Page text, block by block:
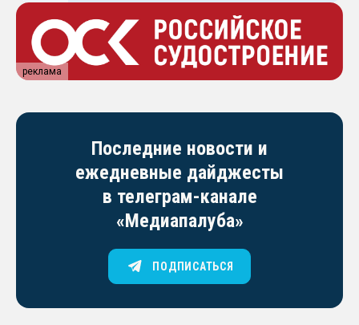
реклама
Последние новости и
ежедневные дайджесты
в телеграм-канале
«Медиапалуба»
ПОДПИСАТЬСЯ